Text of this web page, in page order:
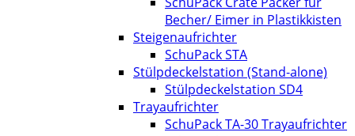
Becher/ Eimer in Plastikkisten
Steigenaufrichter
SchuPack STA
Stülpdeckelstation (Stand-alone)
Stülpdeckelstation SD4
Trayaufrichter
SchuPack TA-30 Trayaufrichter